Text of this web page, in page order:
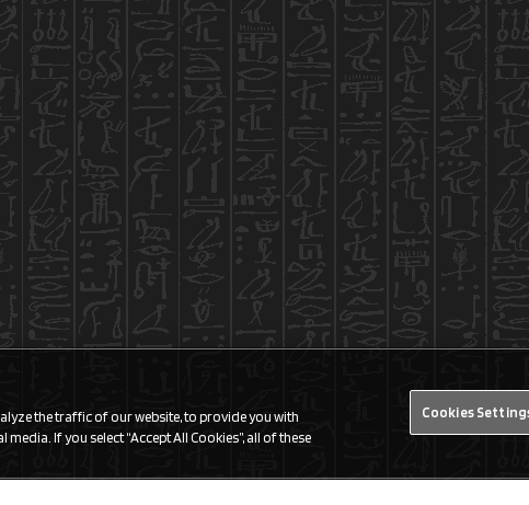
the traffic of our website, to provide you with
If you select “Accept All Cookies”, all of these
Cookies